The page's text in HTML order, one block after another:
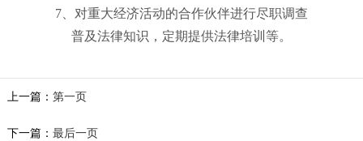
7、对重大经济活动的合作伙伴进行尽职调查
普及法律知识，定期提供法律培训等。
上一篇： 第一页
下一篇： 最后一页